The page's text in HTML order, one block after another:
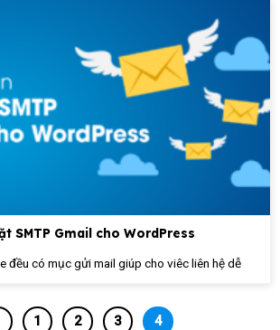
SMTP Gmail cho WordPress
đều có mục gửi mail giúp cho viêc liên hệ dễ
1 2 3 4